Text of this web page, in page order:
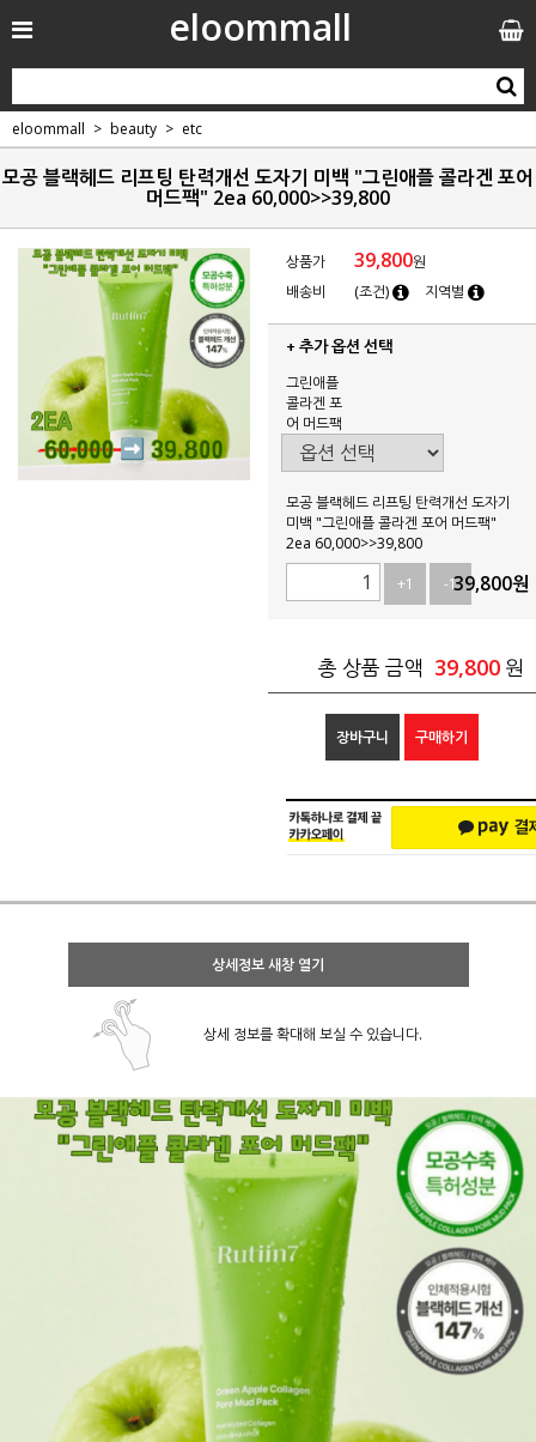
eloommall
eloommall beauty etc
모공 블랙헤드 리프팅 탄력개선 도자기 미백 "그린애플 콜라겐 포어
머드팩" 2ea 60,000>>39,800
상품가 39,800원
배송비
(조건) 지역별
+ 추가 옵션 선택
그린애플
콜라겐 포
어 머드팩
모공 블랙헤드 리프팅 탄력개선 도자기
미백 "그린애플 콜라겐 포어 머드팩"
2ea 60,000>>39,800
+1
-139,800원
총 상품 금액 39,800 원
장바구니 구매하기
상세정보 새창 열기
상세 정보를 확대해 보실 수 있습니다.